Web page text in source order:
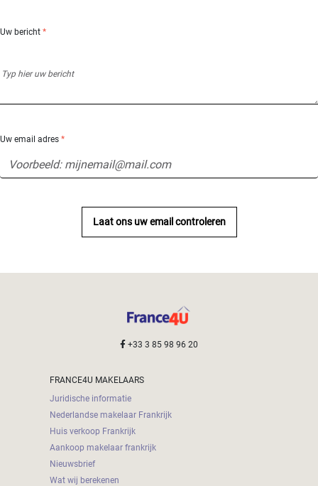
Uw bericht *
Uw email adres *
Laat ons uw email controleren
+33 3 85 98 96 20
FRANCE4U MAKELAARS
Juridische informatie
Nederlandse makelaar Frankrijk
Huis verkoop Frankrijk
Aankoop makelaar frankrijk
Nieuwsbrief
Wat wij berekenen